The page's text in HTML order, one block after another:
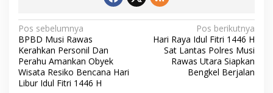
N
a
v
i
Pos sebelumnya
BPBD Musi Rawas
Kerahkan Personil Dan
Perahu Amankan Obyek
Wisata Resiko Bencana Hari
Libur Idul Fitri 1446 H
Pos berikutnya
Hari Raya Idul Fitri 1446 H
Sat Lantas Polres Musi
Rawas Utara Siapkan
Bengkel Berjalan